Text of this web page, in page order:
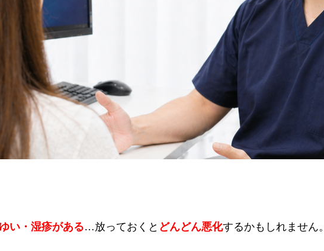
い・湿疹がある…放っておくと どんどん悪化するかもしれません。